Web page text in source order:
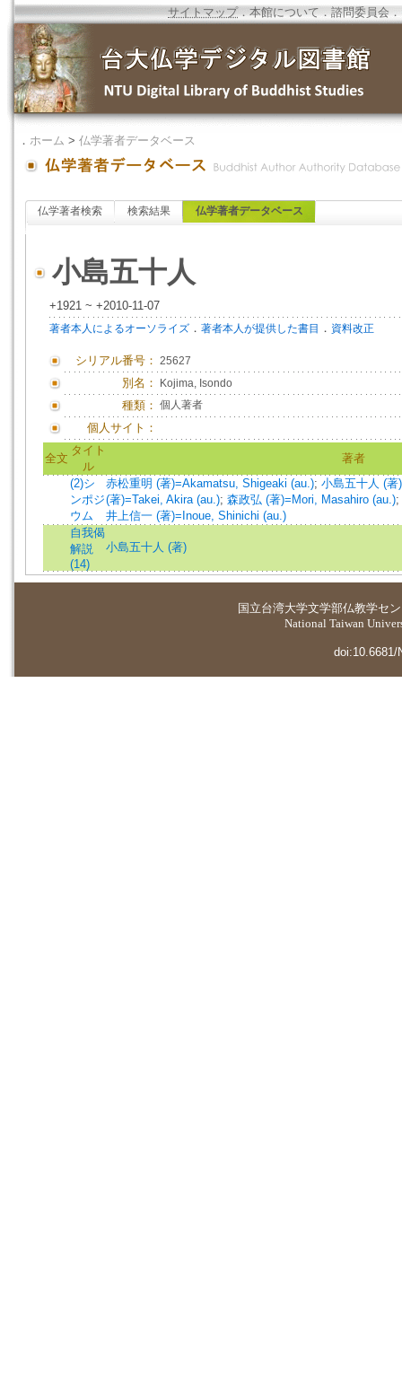
サイトマップ．本館について ．諮問委員会 ．
． ホーム > 仏学著者データベース
仏学著者検索 検索結果 仏学著者データベース
小島五十人
+1921 ~ +2010-11-07
著者本人によるオーソライズ ． 著者本人が提供した書目 ． 資料改正
シリアル番号： 25627
別名： Kojima, Isondo
種類： 個人著者
個人サイト：
全文
タイト
ル
著者
(2)シ
ンポジ
ウム
赤松重明 (著)=Akamatsu, Shigeaki (au.); 小島五十人 (
(著)=Takei, Akira (au.); 森政弘 (著)=Mori, Masahiro (au.);
井上信一 (著)=Inoue, Shinichi (au.)
自我偈
解説
(14)
小島五十人 (著)
国立台湾大学文学部仏教学セ
National Taiwan
doi:10.6681/